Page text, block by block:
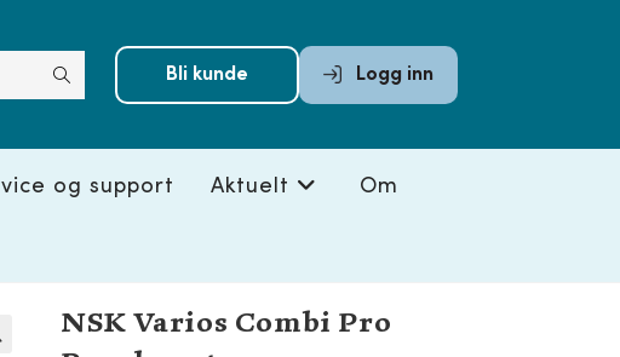
Bli kunde Logg inn
og support Aktuelt Om
NSK Varios Combi Pro